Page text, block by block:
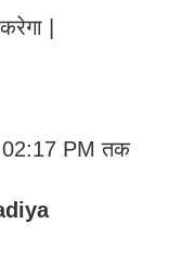
|
PM तक